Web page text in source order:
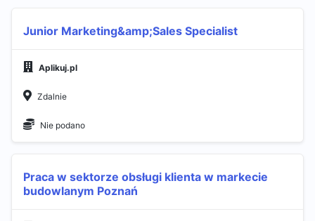
Junior Marketing&amp;Sales Specialist
Aplikuj.pl
Zdalnie
Nie podano
Praca w sektorze obsługi klienta w markecie
budowlanym Poznań